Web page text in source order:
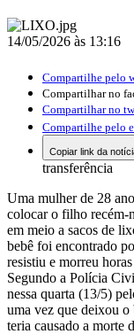
14/05/2026 às 13:16
Compartilhe pelo
Compartilhar no
Compartilhar no
Compartilhe pelo
Copiar link da
transferência
Uma mulher de 28
colocar o filho recém-
em meio a sacos de
bebê foi encontrado
resistiu e morreu horas
Segundo a Polícia
nessa quarta (13/5)
uma vez que deixou o
teria causado a morte